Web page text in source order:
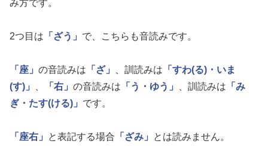
み方です。
2つ目は 「ざう」 で、こちらも音読みです。
「座」 の音読みは 「ざ」 、訓読みは 「すわ(る)・いま
(す)」
「右」 の音読みは 「う・ゆう」 、訓読みは 「み
ぎ・たす(ける)」 です。
「座右」 と表記する場合 「ざみ」 とは読みません。